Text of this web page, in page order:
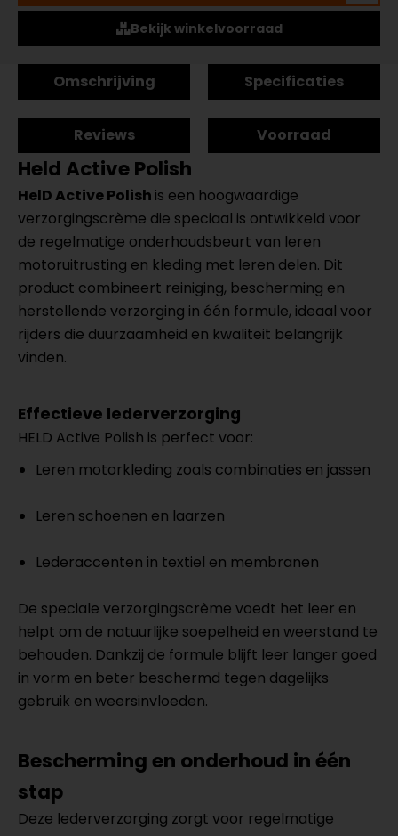
Bekijk winkelvoorraad
Omschrijving Specificaties
Reviews Voorraad
Held Active Polish
HelD Active Polish is een hoogwaardige
verzorgingscrème die speciaal is ontwikkeld voor
de regelmatige onderhoudsbeurt van leren
motoruitrusting en kleding met leren delen. Dit
product combineert reiniging, bescherming en
herstellende verzorging in één formule, ideaal voor
rijders die duurzaamheid en kwaliteit belangrijk
vinden.
Effectieve lederverzorging
HELD Active Polish is perfect voor:
Leren motorkleding zoals combinaties en jassen
Leren schoenen en laarzen
Lederaccenten in textiel en membranen
De speciale verzorgingscrème voedt het leer en
helpt om de natuurlijke soepelheid en weerstand te
behouden. Dankzij de formule blijft leer langer goed
in vorm en beter beschermd tegen dagelijks
gebruik en weersinvloeden.
Bescherming en onderhoud in één
stap
Deze lederverzorging zorgt voor regelmatige